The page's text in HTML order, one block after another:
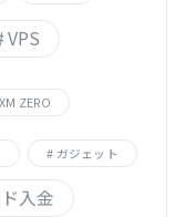
VPS
XM ZERO
ガジェット
入金